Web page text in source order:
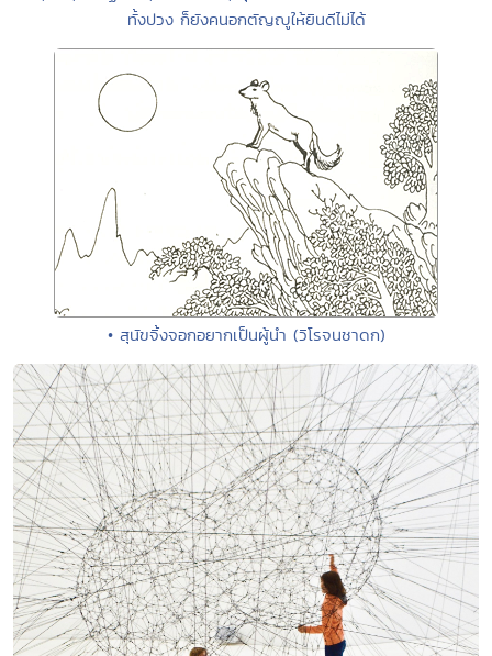
ทั้งปวง ก็ยังคนอกตัญญูให้ยินดีไม่ได้
• สุนัขจิ้งจอกอยากเป็นผู้นำ (วิโรจนชาดก)